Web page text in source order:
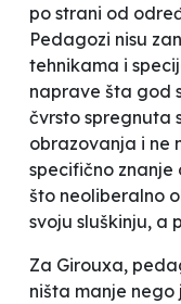
po strani od
Pedagozi nisu
tehnikama i
naprave šta god
čvrsto spregnuta
obrazovanja i ne
specifično znanje
što neoliberalno
svoju sluškinju, a
Za Girouxa,
ništa manje